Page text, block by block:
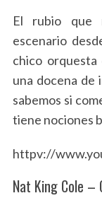
El rubio que
escenario
chico orquesta
una docena de
sabemos si
tiene nociones
httpv://
Nat King Cole –